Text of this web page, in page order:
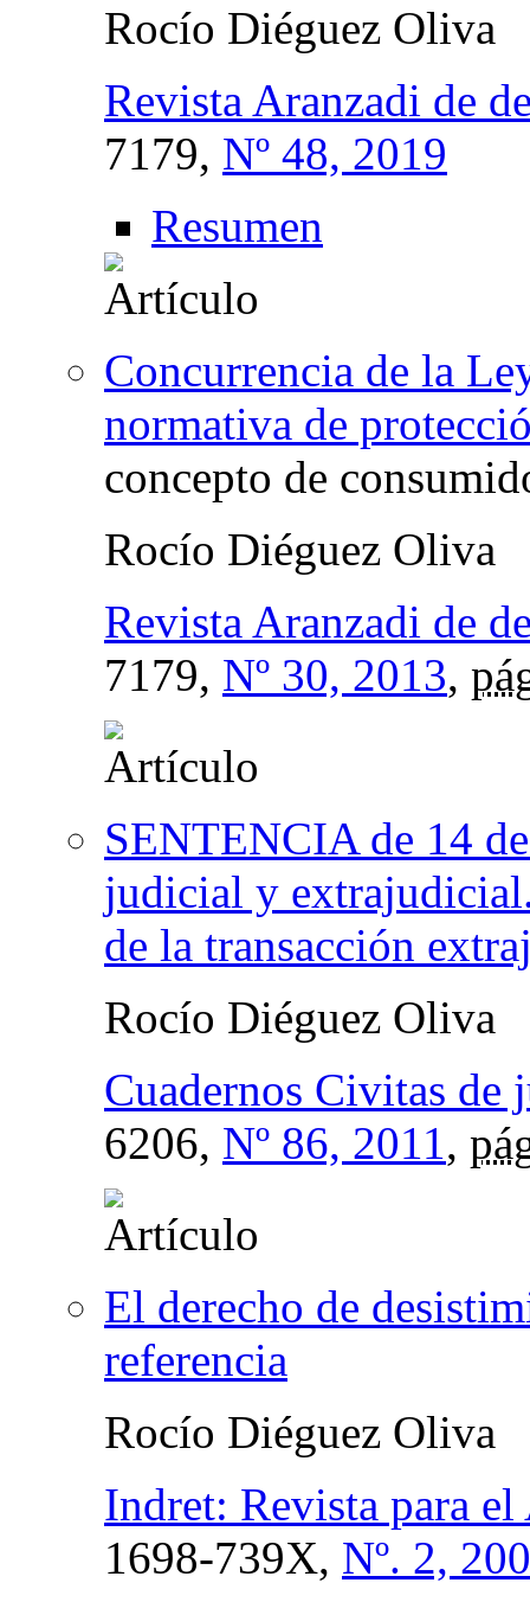
Rocío Diéguez Oliva
Revista Aranzadi de
7179, Nº 48, 2019
Resumen
Concurrencia de la
normativa de
concepto de
Rocío Diéguez Oliva
Revista Aranzadi de
7179, Nº 30, 2013,
SENTENCIA de 14
judicial y
de la transacción
Rocío Diéguez Oliva
Cuadernos Civitas
6206, Nº 86, 2011,
El derecho de
referencia
Rocío Diéguez Oliva
Indret: Revista para
1698-739X, Nº. 2,